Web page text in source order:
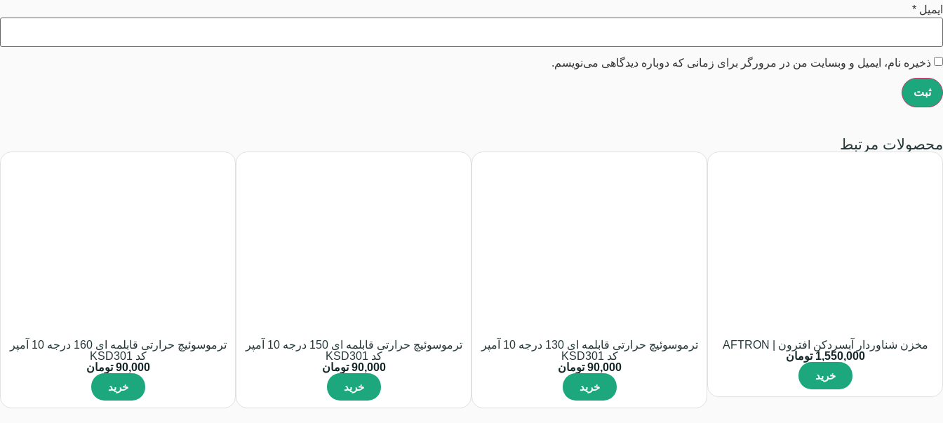
ایمیل *
ذخیره نام، ایمیل و وبسایت من در مرورگر برای زمانی که دوباره دیدگاهی می‌نویسم.
محصولات مرتبط
مخزن شناوردار آبسردکن افترون | AFTRON
1,550,000 تومان
خرید
ترموسوئیچ حرارتی قابلمه ای 130 درجه 10 آمپر
کد KSD301
90,000 تومان
خرید
ترموسوئیچ حرارتی قابلمه ای 150 درجه 10 آمپر
کد KSD301
90,000 تومان
خرید
ترموسوئیچ حرارتی قابلمه ای 160 درجه 10 آمپر
کد KSD301
90,000 تومان
خرید